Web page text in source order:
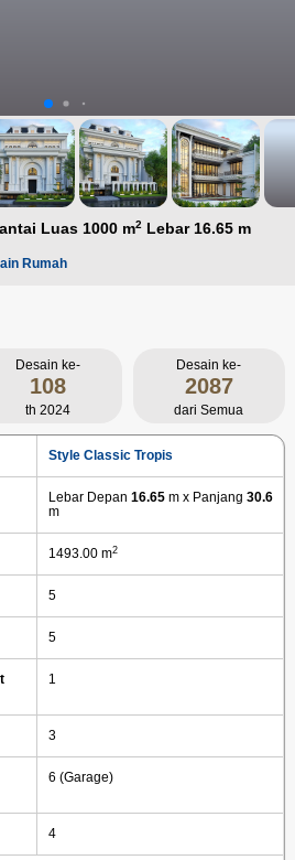
Luas 1000 m2 Lebar 16.65 m
Rumah
Desain ke-
108
th 2024
Desain ke-
2087
dari Semua
Style Classic Tropis
Lebar Depan16.65 m x Panjang30.6
m
1493.00 m2
5
5
1
3
6 (Garage)
4